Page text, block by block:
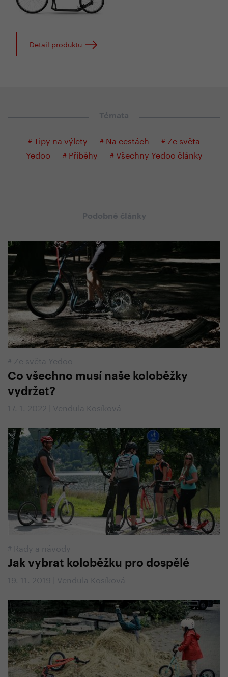
Detail produktu
Témata
# Tipy na výlety # Na cestách
# Ze světa
Yedoo
# Příběhy # Všechny Yedoo články
Podobné články
# Ze světa Yedoo
Co všechno musí naše koloběžky
vydržet?
17. 1. 2022 | Vendula Kosíková
# Rady a návody
Jak vybrat koloběžku pro dospělé
19. 11. 2019 | Vendula Kosíková